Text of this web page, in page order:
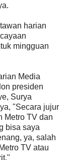
harian
mingguan
Media
presiden
Surya
"Secara jujur
Metro TV dan
bisa saya
ya, salah
TV atau